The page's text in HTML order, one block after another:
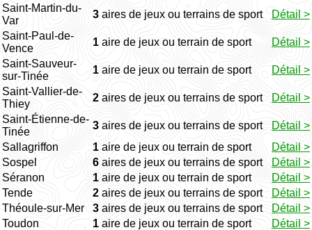
Saint-Martin-du-
Var
3 aires de jeux ou terrains de sport
Détail >
Saint-Paul-de-
Vence
1 aire de jeux ou terrain de sport
Détail >
Saint-Sauveur-
sur-Tinée
1 aire de jeux ou terrain de sport
Détail >
Saint-Vallier-de-
Thiey
2 aires de jeux ou terrains de sport
Détail >
Saint-Étienne-de-
Tinée
3 aires de jeux ou terrains de sport
Détail >
Sallagriffon
1 aire de jeux ou terrain de sport
Détail >
Sospel
6 aires de jeux ou terrains de sport
Détail >
Séranon
1 aire de jeux ou terrain de sport
Détail >
Tende
2 aires de jeux ou terrains de sport
Détail >
Théoule-sur-Mer
3 aires de jeux ou terrains de sport
Détail >
Toudon
1 aire de jeux ou terrain de sport
Détail >